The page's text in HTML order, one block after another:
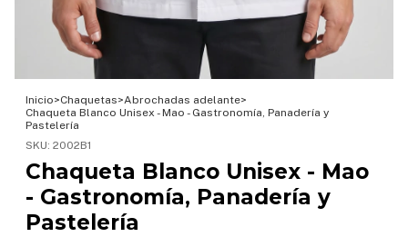
Inicio>Chaquetas>Abrochadas adelante>
Chaqueta Blanco Unisex - Mao - Gastronomía, Panadería y
Pastelería
SKU: 2002B1
Chaqueta Blanco Unisex - Mao
- Gastronomía, Panadería y
Pastelería